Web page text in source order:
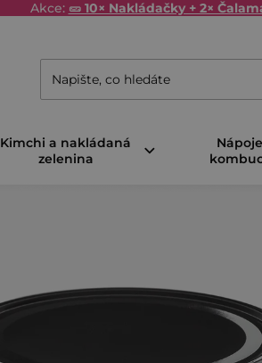
Akce: 🥒 10× Nakládačky + 2×
Kimchi a nakládaná
zelenina